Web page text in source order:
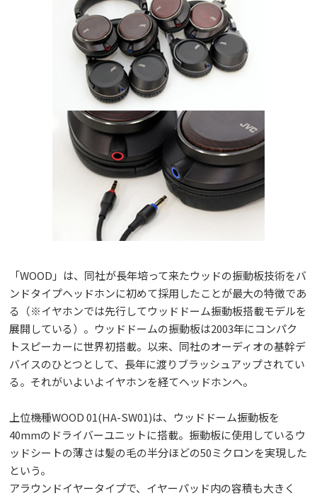
「WOOD」は、同社が長年培って来たウッドの振動板技術をバ
ンドタイプヘッドホンに初めて採用したことが最大の特徴であ
る（※イヤホンでは先行してウッドドーム振動板搭載モデルを
展開している）。ウッドドームの振動板は2003年にコンパク
トスピーカーに世界初搭載。以来、同社のオーディオの基幹デ
バイスのひとつとして、長年に渡りブラッシュアップされてい
る。それがいよいよイヤホンを経てヘッドホンへ。
上位機種WOOD 01(HA-SW01)は、ウッドドーム振動板を
40mmのドライバーユニットに搭載。振動板に使用しているウ
ッドシートの薄さは髪の毛の半分ほどの50ミクロンを実現した
という。
アラウンドイヤータイプで、イヤーパッド内の容積も大きく